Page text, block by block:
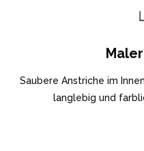
Saubere Anstriche im
langlebig und